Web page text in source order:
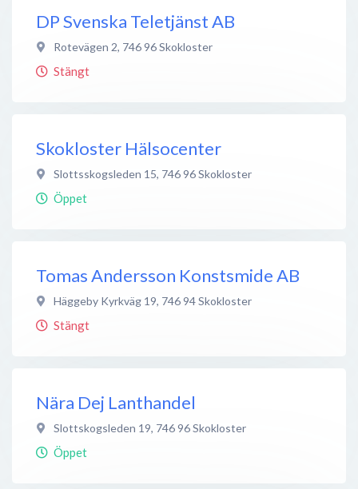
DP Svenska Teletjänst AB
Rotevägen 2, 746 96Skokloster
Stängt
Skokloster Hälsocenter
Slottsskogsleden 15, 746 96Skokloster
Öppet
Tomas Andersson Konstsmide AB
Häggeby Kyrkväg 19, 746 94Skokloster
Stängt
Nära Dej Lanthandel
Slottskogsleden 19, 746 96Skokloster
Öppet